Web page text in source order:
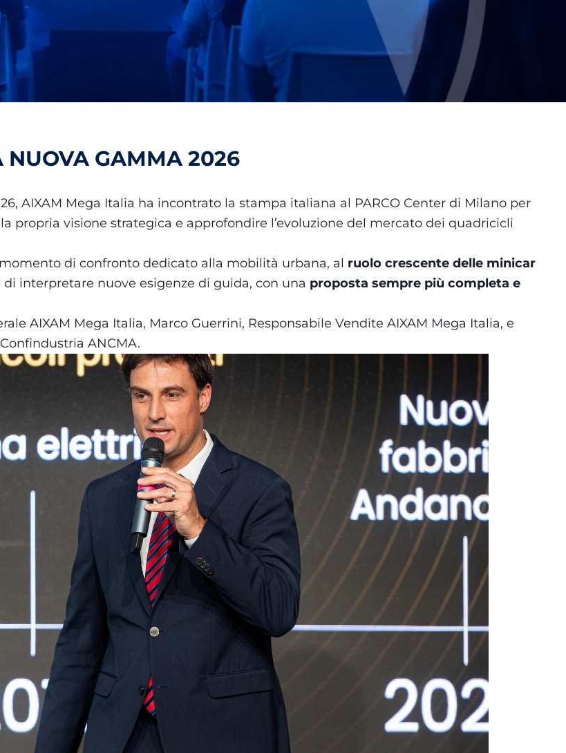
NUOVA GAMMA 2026
AIXAM Mega Italia ha incontrato la stampa italiana al PARCO Center di Milano per
propria visione strategica e approfondire l’evoluzione del mercato dei quadricicli
di confronto dedicato alla mobilità urbana, al ruolo crescente delle minicar
interpretare nuove esigenze di guida, con una proposta sempre più completa e
AIXAM Mega Italia, Marco Guerrini, Responsabile Vendite AIXAM Mega Italia, e
ANCMA.